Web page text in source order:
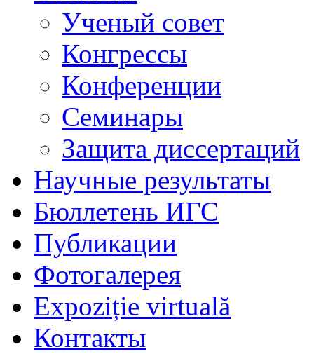
Ученый совет
Конгрессы
Конференции
Семинары
Защита диссертаций
Научные результаты
Бюллетень ИГС
Публикации
Фотогалерея
Expoziție virtuală
Контакты